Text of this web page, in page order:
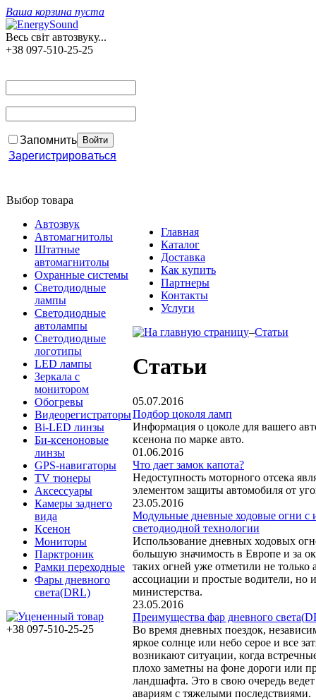
Ваша корзина пуста
Весь світ автозвуку...
+38 097-510-25-25
Запомнить
Зарегистрироваться
Выбор товара
Автозвук
Автомагнитолы
Штатные
автомагнитолы
Охранные системы
Светодиодные
лампы
Светодиодные
автолампы
Светодиодные
логотипы
LED лампы
Зеркала с
монитором
Обогревы
Видеорегистраторы
Bi-LED линзы
Би-ксеноновые
линзы
GPS-навигаторы
TV тюнеры
Аксессуары
Камеры заднего
вида
Ксенон
Мониторы
Парктроник
Рамки переходные
Фары дневного
света(DRL)
+38 097-510-25-25
Главная
Каталог
Доставка
Как купить
Партнеры
Контакты
Услуги
–Статьи
Статьи
05.07.2016
Подбор цоколя ламп
Информация о цоколе для вашего
ксенона по марке авто.
01.06.2016
Что дает замок капота?
Недоступность моторного отсека
элементом защиты автомобиля от
23.05.2016
Модульные дневные ходовые огни с
светодиодной технологии
Использование дневных ходовых
большую значимость в Европе и за
таких огней уже отметили не только
ассоциации и простые водители, но
министерства.
23.05.2016
Преимущества фар дневного
Во время дневных поездок,
яркое солнце или небо серое и все
возникают ситуации, когда
плохо заметны на фоне дороги или
ландшафта. Это в свою очередь
авариям с тяжелыми последствиями.